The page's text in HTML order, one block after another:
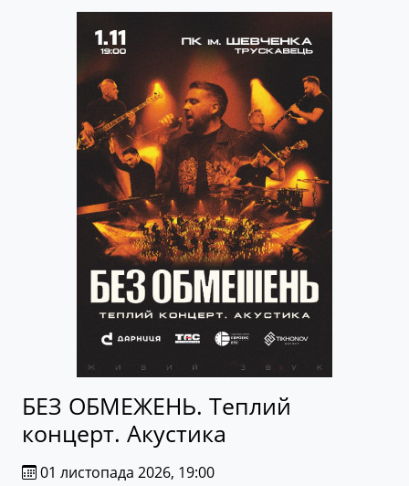
БЕЗ ОБМЕЖЕНЬ. Теплий
концерт. Акустика
01 листопада 2026, 19:00